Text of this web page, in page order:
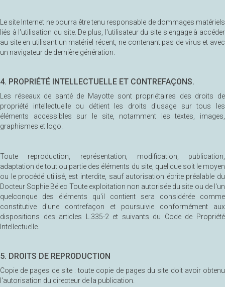
Le site Internet ne pourra être tenu responsable de dommages matériels
liés à l'utilisation du site. De plus, l'utilisateur du site s'engage à accéder
au site en utilisant un matériel récent, ne contenant pas de virus et avec
un navigateur de dernière génération.
4. PROPRIÉTÉ INTELLECTUELLE ET CONTREFAÇONS.
Les réseaux de santé de Mayotte sont propriétaires des droits de
propriété intellectuelle ou détient les droits d'usage sur tous les
éléments accessibles sur le site, notamment les textes, images,
graphismes et logo.
Toute reproduction, représentation, modification, publication,
adaptation de tout ou partie des éléments du site, quel que soit le moyen
ou le procédé utilisé, est interdite, sauf autorisation écrite préalable du
Docteur Sophie Bélec Toute exploitation non autorisée du site ou de l'un
quelconque des éléments qu'il contient sera considérée comme
constitutive d'une contrefaçon et poursuivie conformément aux
dispositions des articles L.335-2 et suivants du Code de Propriété
Intellectuelle.
5. DROITS DE REPRODUCTION
Copie de pages de site : toute copie de pages du site doit avoir obtenu
l'autorisation du directeur de la publication.